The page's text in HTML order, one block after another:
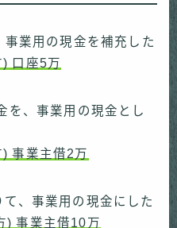
業用の現金を補充した
口座5万
、事業用の現金とし
事業主借2万
、事業用の現金にした
事業主借10万